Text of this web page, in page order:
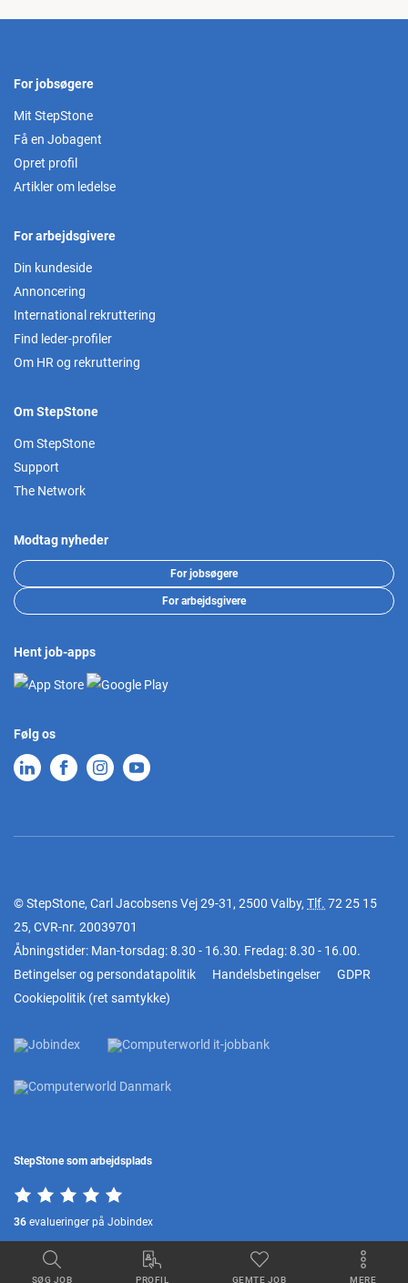
SØG JOB PROFIL GEMTE JOB MERE
For jobsøgere
Mit StepStone
Få en Jobagent
Opret profil
Artikler om ledelse
For arbejdsgivere
Din kundeside
Annoncering
International rekruttering
Find leder-profiler
Om HR og rekruttering
Om StepStone
Om StepStone
Support
The Network
Modtag nyheder
For jobsøgere
For arbejdsgivere
Hent job-apps
Følg os
© StepStone, Carl Jacobsens Vej 29-31, 2500 Valby, Tlf. 72 25 15
25, CVR-nr. 20039701
Åbningstider: Man-torsdag: 8.30 - 16.30. Fredag: 8.30 - 16.00.
Betingelser og persondatapolitik
Handelsbetingelser
GDPR
Cookiepolitik (ret samtykke)
StepStone som arbejdsplads
36 evalueringer på Jobindex